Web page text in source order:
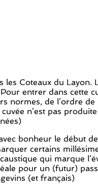
Coteaux du
entrer dans cette
normes, de l’ordre
n’est pas
bonheur le début
certains
qui marque
pour un (futur)
(et français)